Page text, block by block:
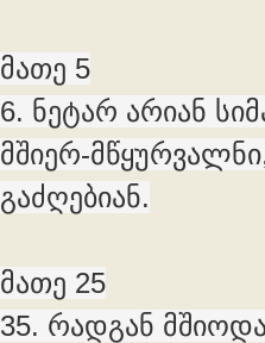
მათე 5
6. ნეტარ არიან
მშიერ-
გაძღებიან.
მათე 25
35. რადგან